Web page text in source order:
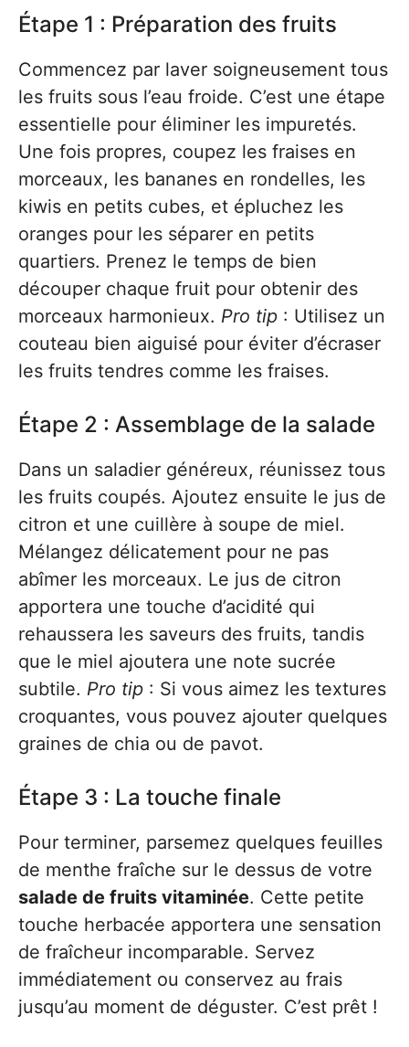
Étape 1 : Préparation des fruits
Commencez par laver soigneusement tous
les fruits sous l’eau froide. C’est une étape
essentielle pour éliminer les impuretés.
Une fois propres, coupez les fraises en
morceaux, les bananes en rondelles, les
kiwis en petits cubes, et épluchez les
oranges pour les séparer en petits
quartiers. Prenez le temps de bien
découper chaque fruit pour obtenir des
morceaux harmonieux. Pro tip : Utilisez un
couteau bien aiguisé pour éviter d’écraser
les fruits tendres comme les fraises.
Étape 2 : Assemblage de la salade
Dans un saladier généreux, réunissez tous
les fruits coupés. Ajoutez ensuite le jus de
citron et une cuillère à soupe de miel.
Mélangez délicatement pour ne pas
abîmer les morceaux. Le jus de citron
apportera une touche d’acidité qui
rehaussera les saveurs des fruits, tandis
que le miel ajoutera une note sucrée
subtile. Pro tip : Si vous aimez les textures
croquantes, vous pouvez ajouter quelques
graines de chia ou de pavot.
Étape 3 : La touche finale
Pour terminer, parsemez quelques feuilles
de menthe fraîche sur le dessus de votre
salade de fruits vitaminée. Cette petite
touche herbacée apportera une sensation
de fraîcheur incomparable. Servez
immédiatement ou conservez au frais
jusqu’au moment de déguster. C’est prêt !